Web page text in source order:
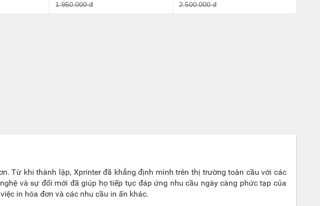
1.950.000 đ 2.500.000 đ
Từ khi thành lập, Xprinter đã khẳng định mình trên thị trường toàn cầu với các
và sự đổi mới đã giúp họ tiếp tục đáp ứng nhu cầu ngày càng phức tạp của
in hóa đơn và các nhu cầu in ấn khác.